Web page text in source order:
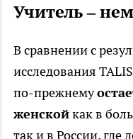
Учитель –
В сравнении с
исследования
по-прежнему
женскойкак в
так и в России, где